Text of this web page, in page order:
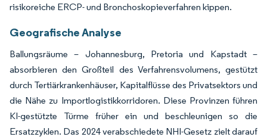
risikoreiche ERCP- und Bronchoskopieverfahren kippen.
Geografische Analyse
Ballungsräume – Johannesburg, Pretoria und Kapstadt –
absorbieren den Großteil des Verfahrensvolumens, gestützt
durch Tertiärkrankenhäuser, Kapitalflüsse des Privatsektors und
die Nähe zu Importlogistikkorridoren. Diese Provinzen führen
KI-gestützte Türme früher ein und beschleunigen so die
Ersatzzyklen. Das 2024 verabschiedete NHI-Gesetz zielt darauf